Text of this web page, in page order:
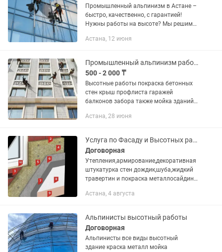
Промышленный альпинизм в Астане –
быстро, качественно, с гарантией!
Нужны работы на высоте? Мы решим
тепло в доме без лишних затрат!
Астана, 12 июня
Промышленный альпинизм работы на высоте
500 - 2 000 ₸
Высотные работы покраска бетонных
стен крыш профлиста гаражей
балконов забора также мойка зданий
работы установка кондиционеров
Астана, 28 июня
Услуга по Фасаду и Высотных работ
Договорная
Утепления,армирование,декоративная
штукатурка стен дождик,шуба,жидкий
травертин и покраска металлосайдинг.
И.Т.Д.Работу выполняем качественно
Астана, 4 августа
Альпинисты высотный работы
Договорная
Альпинисты все виды высотный
здание краска металл мойка